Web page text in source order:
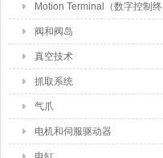
Motion Terminal（数字控制终
端）
阀和阀岛
真空技术
抓取系统
气爪
电机和伺服驱动器